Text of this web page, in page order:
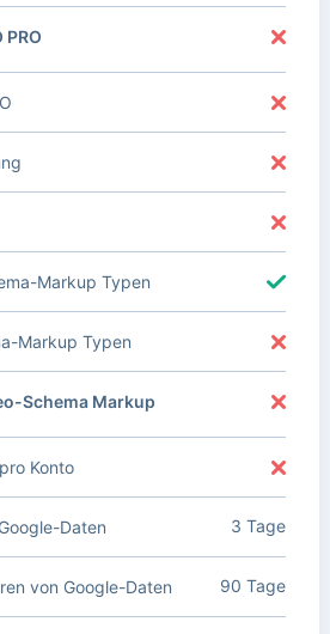
Markup Typen
Markup Typen
Schema Markup
Konto
Daten 3 Tage
von Google-Daten 90 Tage